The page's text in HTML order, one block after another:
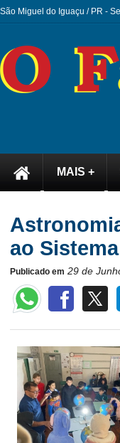
São Miguel do Iguaçu / PR -
MAIS +
ao
Publicado em 29 de